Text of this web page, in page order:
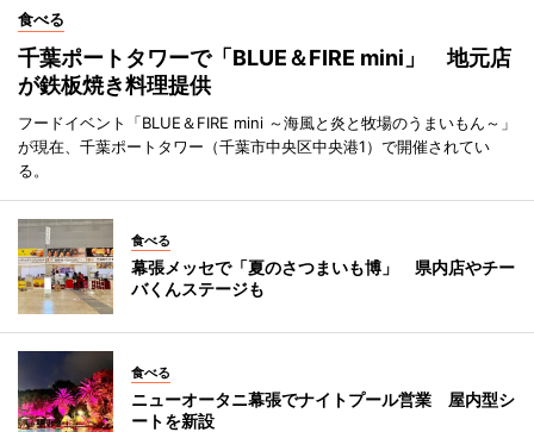
食べる
千葉ポートタワーで「BLUE＆FIRE mini」 地元店
が鉄板焼き料理提供
フードイベント「BLUE＆FIRE mini ～海風と炎と牧場のうまいもん～」
が現在、千葉ポートタワー（千葉市中央区中央港1）で開催されてい
る。
食べる
幕張メッセで「夏のさつまいも博」 県内店やチー
バくんステージも
食べる
ニューオータニ幕張でナイトプール営業 屋内型シ
ートを新設